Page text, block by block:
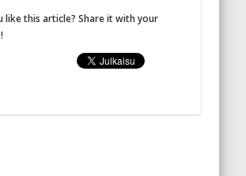
like this article? Share it with your